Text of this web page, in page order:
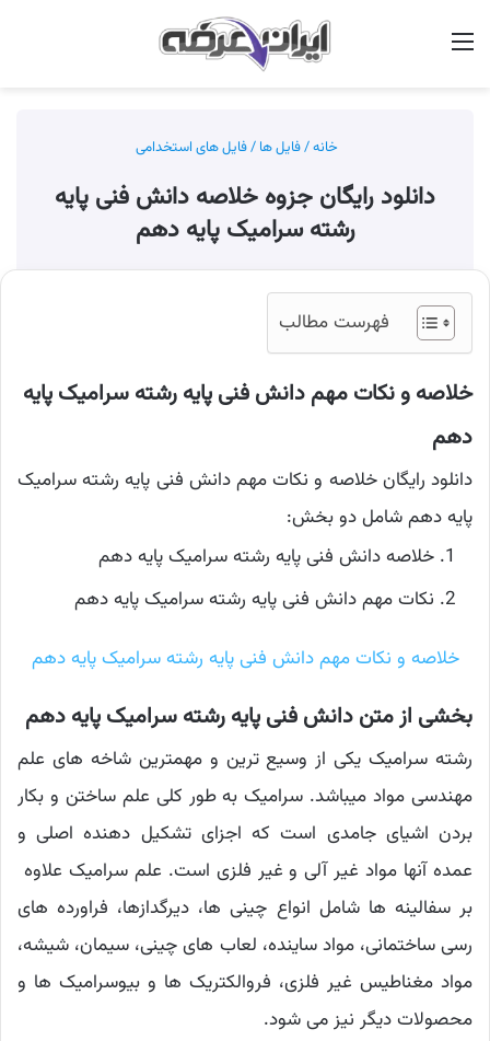
خانه/فایل ها /فایل های استخدامی
دانلود رایگان جزوه خلاصه دانش فنی پایه
رشته سرامیک پایه دهم
فهرست مطالب
خلاصه و نکات مهم دانش فنی پایه رشته سرامیک پایه
دهم
دانلود رایگان خلاصه و نکات مهم دانش فنی پایه رشته سرامیک
پایه دهم شامل دو بخش:
خلاصه دانش فنی پایه رشته سرامیک پایه دهم
نکات مهم دانش فنی پایه رشته سرامیک پایه دهم
خلاصه و نکات مهم دانش فنی پایه رشته سرامیک پایه دهم
بخشی از متن دانش فنی پایه رشته سرامیک پایه دهم
رشته سرامیک یکی از وسیع ترین و مهمترین شاخه های علم
مهندسی مواد میباشد. سرامیک به طور کلی علم ساختن و بکار
بردن اشیای جامدی است که اجزای تشکیل دهنده اصلی و
عمده آنها مواد غیر آلی و غیر فلزی است. علم سرامیک علاوه
بر سفالینه ها شامل انواع چینی ها، دیرگدازها، فراورده های
رسی ساختمانی، مواد ساینده، لعاب های چینی، سیمان، شیشه،
مواد مغناطیس غیر فلزی، فروالکتریک ها و بیوسرامیک ها و
محصولات دیگر نیز می شود.